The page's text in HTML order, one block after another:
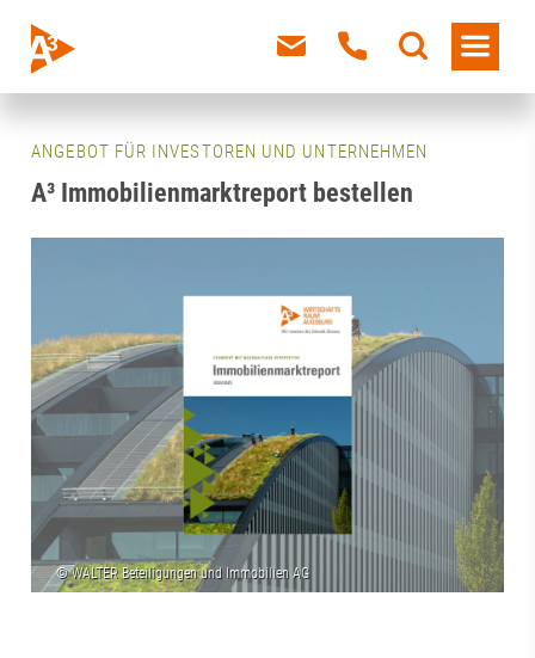
ANGEBOT FÜR INVESTOREN UND UNTERNEHMEN
A³ Immobilienmarktreport bestellen